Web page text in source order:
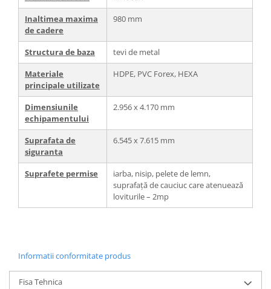
Inaltimea maxima
de cadere
980 mm
Structura de baza
tevi de metal
Materiale
principale utilizate
HDPE, PVC Forex, HEXA
Dimensiunile
echipamentului
2.956 x 4.170 mm
Suprafata de
siguranta
6.545 x 7.615 mm
Suprafete permise
iarba, nisip, pelete de lemn,
suprafață de cauciuc care atenuează
loviturile – 2mp
Informatii conformitate produs
Fisa Tehnica